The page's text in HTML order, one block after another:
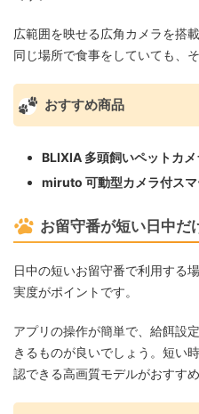
広範囲を映せる広角カメラを搭
同じ場所で食事をしていても、
おすすめ商品
BLIXIA 多頭飼いペットカ
miruto 可動型カメラ付ス
お留守番が短い日中だ
日中の短いお留守番で利用する
実度がポイントです。
アプリの操作が簡単で、給餌設
きるものが良いでしょう。短い
認できる高画質モデルがおすすめ